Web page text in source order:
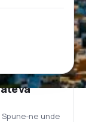
ne unde